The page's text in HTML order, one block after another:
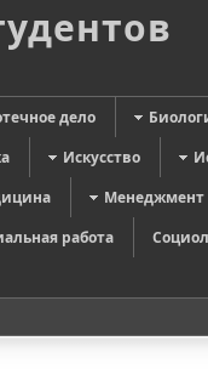
дело
Искусство
Менеджмент
работа